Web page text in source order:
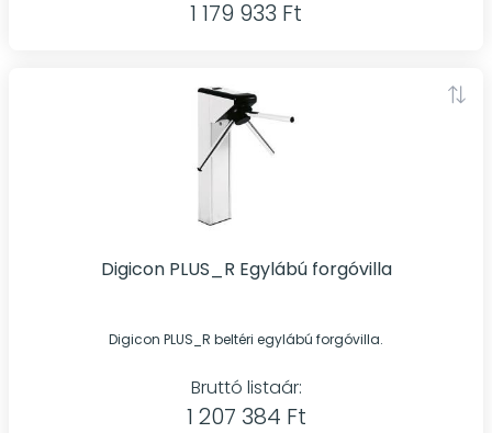
1 179 933 Ft
Digicon PLUS_R Egylábú forgóvilla
Digicon PLUS_R beltéri egylábú forgóvilla.
Bruttó listaár:
1 207 384 Ft